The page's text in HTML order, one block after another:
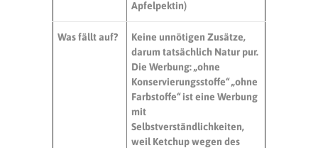
Apfelpektin)
Was fällt auf?
Keine unnötigen Zusätze,
darum tatsächlich Natur pur.
Die Werbung: „ohne
Konservierungsstoffe“ „ohne
Farbstoffe“ ist eine Werbung
mit
Selbstverständlichkeiten,
weil Ketchup wegen des